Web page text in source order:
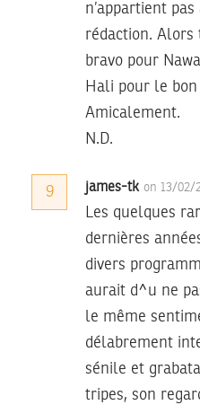
n’appartient
rédaction. Alors
bravo pour
Hali pour le
Amicalement.
N.D.
9 james-tk on 13/02/
Les quelques
dernières
divers
aurait d^u ne
le même
délabrement
sénile et
tripes, son